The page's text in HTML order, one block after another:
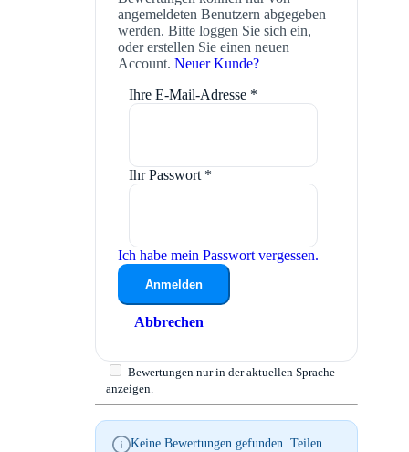
angemeldeten Benutzern abgegeben
werden. Bitte loggen Sie sich ein,
oder erstellen Sie einen neuen
Account. Neuer Kunde?
Ihre E-Mail-Adresse *
Ihr Passwort *
Ich habe mein Passwort vergessen.
Anmelden
Abbrechen
Bewertungen nur in der aktuellen Sprache
anzeigen.
Keine Bewertungen gefunden. Teilen